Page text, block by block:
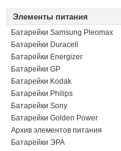
Элементы питания
Батарейки Samsung Pleomax
Батарейки Duracell
Батарейки Energizer
Батарейки GP
Батарейки Kodak
Батарейки Philips
Батарейки Sony
Батарейки Golden Power
Архив элементов питания
Батарейки ЭРА